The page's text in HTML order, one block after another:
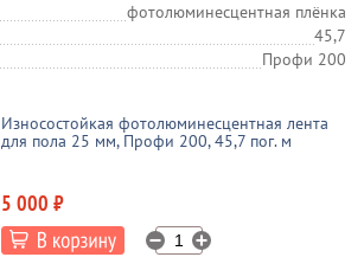
фотолюминесцентная плёнка
45,7
Профи 200
Износостойкая фотолюминесцентная лента
для пола 25 мм, Профи 200, 45,7 пог. м
5 000 ₽